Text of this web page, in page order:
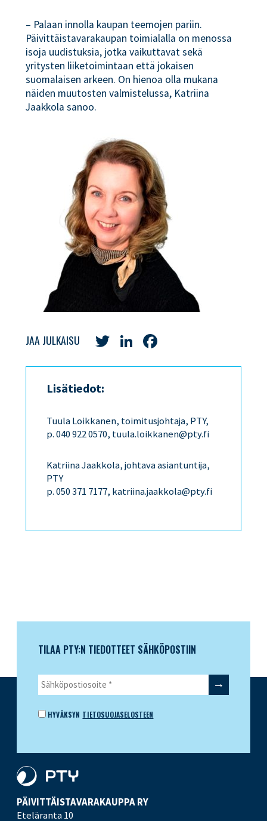
– Palaan innolla kaupan teemojen pariin.
Päivittäistavarakaupan toimialalla on menossa
isoja uudistuksia, jotka vaikuttavat sekä
yritysten liiketoimintaan että jokaisen
suomalaisen arkeen. On hienoa olla mukana
näiden muutosten valmistelussa, Katriina
Jaakkola sanoo.
JAA JULKAISU TwitterLinkedIn
Lisätiedot:
Tuula Loikkanen, toimitusjohtaja, PTY,
p. 040 922 0570, tuula.loikkanen@pty.fi
Katriina Jaakkola, johtava asiantuntija,
PTY
p. 050 371 7177, katriina.jaakkola@pty.fi
TILAA PTY:N TIEDOTTEET SÄHKÖPOSTIIN
HYVÄKSYN TIETOSUOJASELOSTEEN
PÄIVITTÄISTAVARA­KAUPPA RY
Eteläranta 10